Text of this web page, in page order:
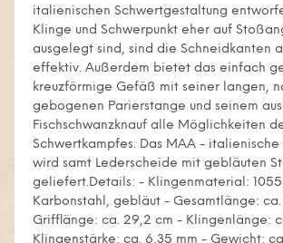
italienischen Schwertgestaltung
Klinge und Schwerpunkt eher auf
ausgelegt sind, sind die Schneidkanten
effektiv. Außerdem bietet das einfach
kreuzförmige Gefäß mit seiner langen,
gebogenen Parierstange und seinem
Fischschwanzknauf alle Möglichkeiten
Schwertkampfes. Das MAA - italienische
wird samt Lederscheide mit gebläuten
geliefert.Details: - Klingenmaterial:
Karbonstahl, gebläut - Gesamtlänge: ca.
Grifflänge: ca. 29,2 cm - Klingenlänge:
Klingenstärke: ca. 6,35 mm - Gewicht: